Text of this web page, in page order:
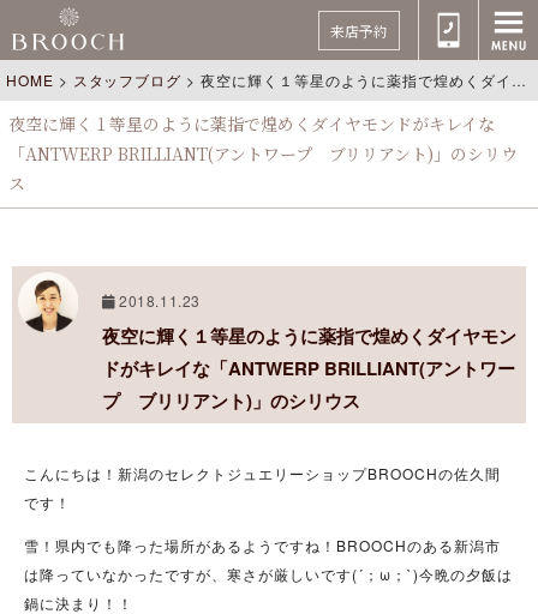
来店予約
HOME > スタッフブログ >夜空に輝く１等星のように薬指で煌めくダイヤモンドがキレイな「ANTWERP BRILLIANT(アントワープ ブリリアント)」のシリウス
夜空に輝く１等星のように薬指で煌めくダイヤモンドがキレイな
「ANTWERP BRILLIANT(アントワープ ブリリアント)」のシリウ
ス
2018.11.23
夜空に輝く１等星のように薬指で煌めくダイヤモン
ドがキレイな「ANTWERP BRILLIANT(アントワー
プ ブリリアント)」のシリウス
こんにちは！新潟のセレクトジュエリーショップBROOCHの佐久間
です！
雪！県内でも降った場所があるようですね！BROOCHのある新潟市
は降っていなかったですが、寒さが厳しいです(´；ω；`)今晩の夕飯は
鍋に決まり！！